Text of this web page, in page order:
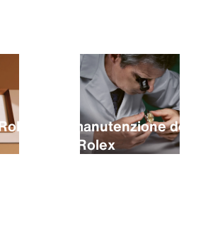
La manutenzione del
tuo Rolex